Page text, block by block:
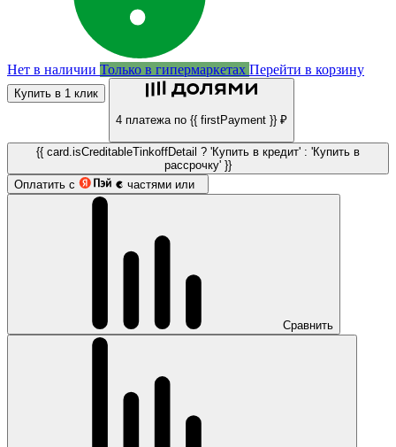
Нет в наличии Только в гипермаркетах Перейти в корзину
Купить в 1 клик
4 платежа по {{ firstPayment }} ₽
{{ card.isCreditableTinkoffDetail ? 'Купить в кредит' : 'Купить в
рассрочку' }}
Оплатить с
частями или
Сравнить